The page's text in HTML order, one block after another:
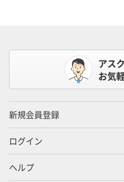
アス
お気
新規会員登録
ログイン
ヘルプ